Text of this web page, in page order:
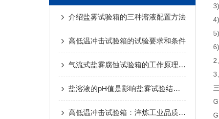
介绍盐雾试验箱的三种溶液配置方法
高低温冲击试验箱的试验要求和条件
气流式盐雾腐蚀试验箱的工作原理与加速腐蚀试验
盐溶液的pH值是影响盐雾试验结果的主要因素之一
高低温冲击试验箱：淬炼工业品质的“冰火炼丹炉”
2
3